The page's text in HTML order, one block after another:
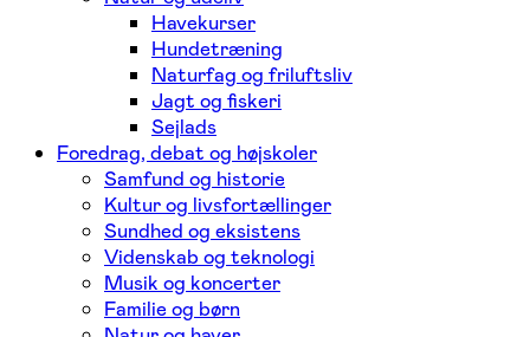
Havekurser
Hundetræning
Naturfag og friluftsliv
Jagt og fiskeri
Sejlads
Foredrag, debat og højskoler
Samfund og historie
Kultur og livsfortællinger
Sundhed og eksistens
Videnskab og teknologi
Musik og koncerter
Familie og børn